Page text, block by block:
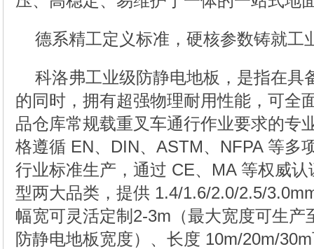
德系精工定义标准，硬核参数铸就工
科洛弗工业级防静电地板，是指在具
的同时，拥有超强物理耐用性能，可全
品仓库常规载重叉车通行作业要求的专
格遵循 EN、DIN、ASTM、NFPA 等多
行业标准生产，通过 CE、MA 等权威
型两大品类，提供 1.4/1.6/2.0/2.5/
幅宽可灵活定制2-3m（最大宽度可生产
防静电地板宽度）、长度 10m/20m/